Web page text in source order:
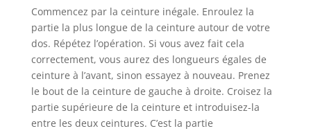
Commencez par la ceinture inégale. Enroulez la
partie la plus longue de la ceinture autour de votre
dos. Répétez l’opération. Si vous avez fait cela
correctement, vous aurez des longueurs égales de
ceinture à l’avant, sinon essayez à nouveau. Prenez
le bout de la ceinture de gauche à droite. Croisez la
partie supérieure de la ceinture et introduisez-la
entre les deux ceintures. C’est la partie